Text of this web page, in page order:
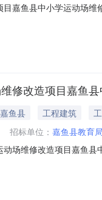
嘉鱼县中小学运动场
27日在湖北省电子招
修改造项目嘉鱼
鱼县 工程建筑
招标单位： 嘉鱼县教育
动场维修改造项目嘉鱼
24日完成评标工作。